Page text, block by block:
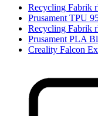
Recycling Fabrik
Prusament TPU
Recycling Fabrik
Prusament PLA
Creality Falcon